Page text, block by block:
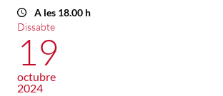
A les 18.00 h
Dissabte
19
octubre
2024